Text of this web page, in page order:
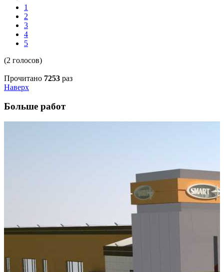
1
2
3
4
5
(2 голосов)
Прочитано 7253 раз
Наверх
Больше работ